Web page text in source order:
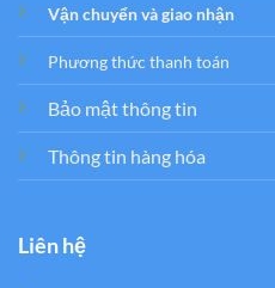
Vận chuyển và giao nhận
Phương thức thanh toán
Bảo mật thông tin
Thông tin hàng hóa
Liên hệ